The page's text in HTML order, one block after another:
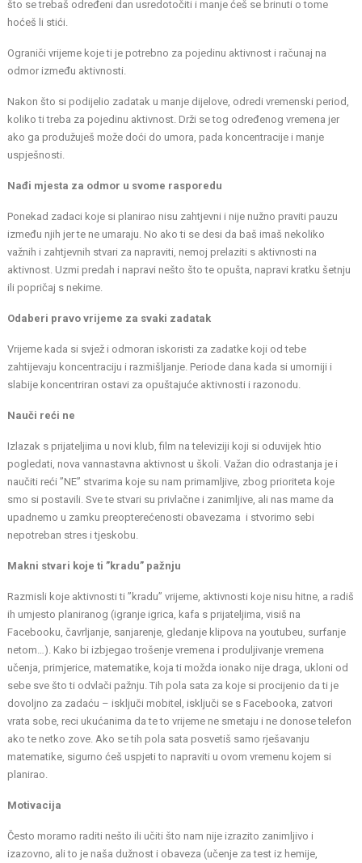
što se trebaš određeni dan usredotočiti i manje ćeš se brinuti o tome
hoćeš li stići.
Ograniči vrijeme koje ti je potrebno za pojedinu aktivnost i računaj na
odmor između aktivnosti.
Nakon što si podijelio zadatak u manje dijelove, odredi vremenski period,
koliko ti treba za pojedinu aktivnost. Drži se tog određenog vremena jer
ako ga produžuješ može doći do umora, pada koncentracije i manje
uspješnosti.
Nađi mjesta za odmor u svome rasporedu
Ponekad zadaci koje si planirao nisu zahtjevni i nije nužno praviti pauzu
između njih jer te ne umaraju. No ako ti se desi da baš imaš nekoliko
važnih i zahtjevnih stvari za napraviti, nemoj prelaziti s aktivnosti na
aktivnost. Uzmi predah i napravi nešto što te opušta, napravi kratku šetnju
ili popričaj s nekime.
Odaberi pravo vrijeme za svaki zadatak
Vrijeme kada si svjež i odmoran iskoristi za zadatke koji od tebe
zahtijevaju koncentraciju i razmišljanje. Periode dana kada si umorniji i
slabije koncentriran ostavi za opuštajuće aktivnosti i razonodu.
Nauči reći ne
Izlazak s prijateljima u novi klub, film na televiziji koji si oduvijek htio
pogledati, nova vannastavna aktivnost u školi. Važan dio odrastanja je i
naučiti reći ”NE” stvarima koje su nam primamljive, zbog prioriteta koje
smo si postavili. Sve te stvari su privlačne i zanimljive, ali nas mame da
upadnemo u zamku preopterećenosti obavezama i stvorimo sebi
nepotreban stres i tjeskobu.
Makni stvari koje ti ”kradu” pažnju
Razmisli koje aktivnosti ti ”kradu” vrijeme, aktivnosti koje nisu hitne, a radiš
ih umjesto planiranog (igranje igrica, kafa s prijateljima, visiš na
Facebooku, čavrljanje, sanjarenje, gledanje klipova na youtubeu, surfanje
netom…). Kako bi izbjegao trošenje vremena i produljivanje vremena
učenja, primjerice, matematike, koja ti možda ionako nije draga, ukloni od
sebe sve što ti odvlači pažnju. Tih pola sata za koje si procijenio da ti je
dovoljno za zadaću – isključi mobitel, isključi se s Facebooka, zatvori
vrata sobe, reci ukućanima da te to vrijeme ne smetaju i ne donose telefon
ako te netko zove. Ako se tih pola sata posvetiš samo rješavanju
matematike, sigurno ćeš uspjeti to napraviti u ovom vremenu kojem si
planirao.
Motivacija
Često moramo raditi nešto ili učiti što nam nije izrazito zanimljivo i
izazovno, ali to je naša dužnost i obaveza (učenje za test iz hemije,